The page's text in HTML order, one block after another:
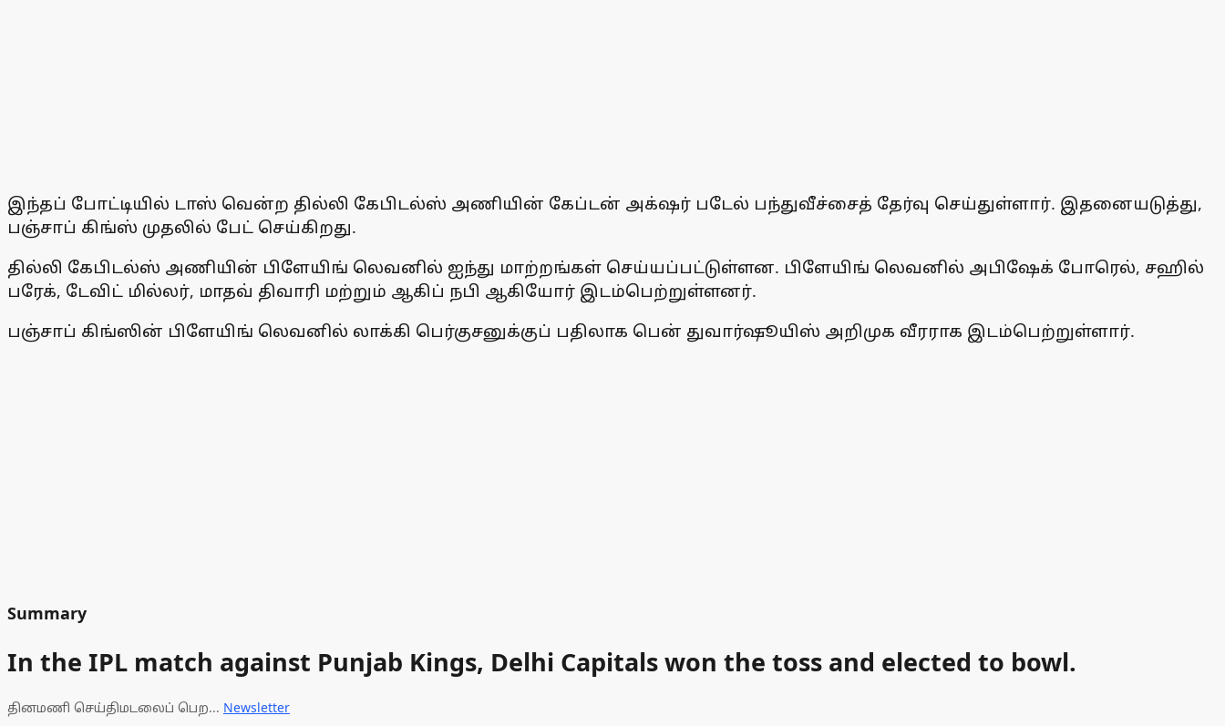
இந்தப் போட்டியில் டாஸ் வென்ற தில்லி கேபிடல்ஸ் அணியின் கேப்டன் அக்‌ஷர் படேல் பந்துவீச்சைத் தேர்வு செய்துள்ளார். இதனையடுத்து,
பஞ்சாப் கிங்ஸ் முதலில் பேட் செய்கிறது.
தில்லி கேபிடல்ஸ் அணியின் பிளேயிங் லெவனில் ஐந்து மாற்றங்கள் செய்யப்பட்டுள்ளன. பிளேயிங் லெவனில் அபிஷேக் போரெல், சஹில்
பரேக், டேவிட் மில்லர், மாதவ் திவாரி மற்றும் ஆகிப் நபி ஆகியோர் இடம்பெற்றுள்ளனர்.
பஞ்சாப் கிங்ஸின் பிளேயிங் லெவனில் லாக்கி பெர்குசனுக்குப் பதிலாக பென் துவார்ஷூயிஸ் அறிமுக வீரராக இடம்பெற்றுள்ளார்.
Summary
In the IPL match against Punjab Kings, Delhi Capitals won the toss and elected to bowl.
தினமணி செய்திமடலைப் பெற... Newsletter